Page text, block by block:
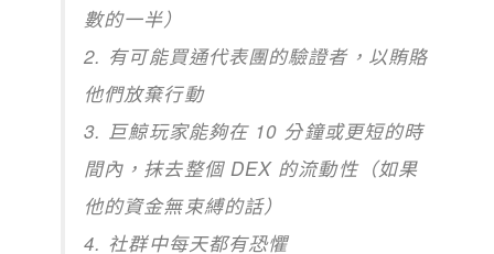
數的一半）
2. 有可能買通代表團的驗證者，以賄賂
他們放棄行動
3. 巨鯨玩家能夠在 10 分鐘或更短的時
間內，抹去整個 DEX 的流動性（如果
他的資金無束縛的話）
4. 社群中每天都有恐懼